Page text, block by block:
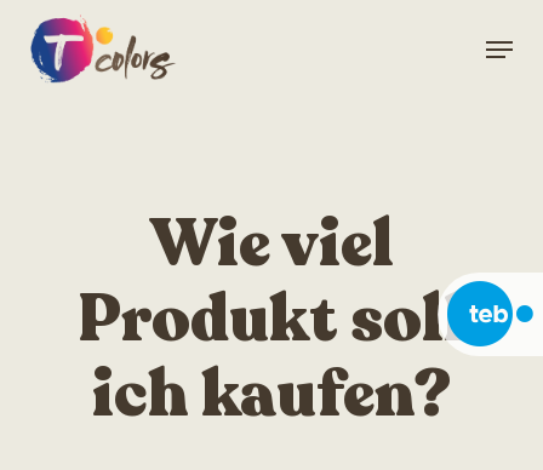
main
Wie viel
Produkt soll
ich kaufen?